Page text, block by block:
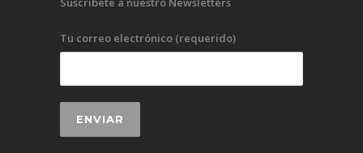
Tu correo electrónico (requerido)